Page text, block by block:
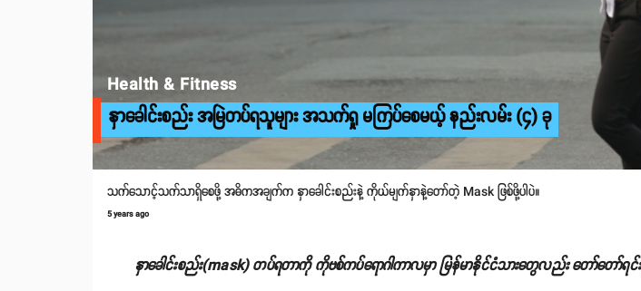
Health & Fitness
နှာခေါင်းစည်း အမြဲတပ်ရသူများ အသက်ရှု မကြပ်စေမယ့် နည်းလမ်း (၄) ခု
သက်သောင့်သက်သာရှိစေဖို့ အဓိကအချက်က နှာခေါင်းစည်းနဲ့ ကိုယ်မျက်နှာနဲ့တော်တဲ့ Mask ဖြစ်ဖို့ပါပဲ။
5 years ago
နှာခေါင်းစည်း(mask) တပ်ရတာကို ကိုဗစ်ကပ်ရောဂါကာလမှာ မြန်မာနိုင်ငံသားတွေလည်း တော်တော်ရင်းနှီ